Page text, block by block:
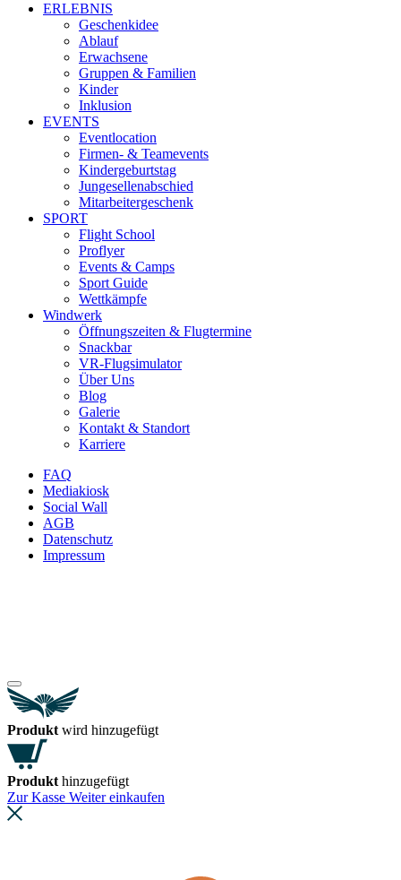
ERLEBNIS
Geschenkidee
Ablauf
Erwachsene
Gruppen & Familien
Kinder
Inklusion
EVENTS
Eventlocation
Firmen- & Teamevents
Kindergeburtstag
Jungesellenabschied
Mitarbeitergeschenk
SPORT
Flight School
Proflyer
Events & Camps
Sport Guide
Wettkämpfe
Windwerk
Öffnungszeiten & Flugtermine
Snackbar
VR-Flugsimulator
Über Uns
Blog
Galerie
Kontakt & Standort
Karriere
FAQ
Mediakiosk
Social Wall
AGB
Datenschutz
Impressum
Produkt wird hinzugefügt
Produkt hinzugefügt
Zur Kasse Weiter einkaufen